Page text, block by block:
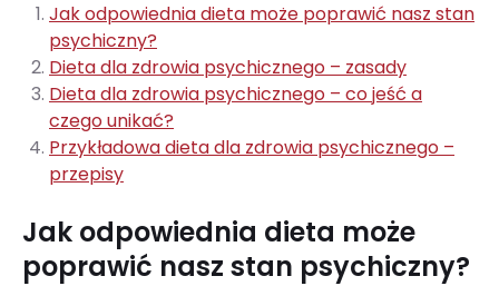
Jak odpowiednia dieta może poprawić nasz stan
psychiczny?
Dieta dla zdrowia psychicznego – zasady
Dieta dla zdrowia psychicznego – co jeść a
czego unikać?
Przykładowa dieta dla zdrowia psychicznego –
przepisy
Jak odpowiednia dieta może
poprawić nasz stan psychiczny?